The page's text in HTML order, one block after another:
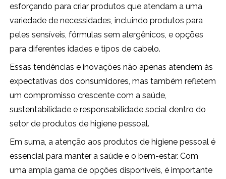
esforçando para criar produtos que atendam a uma
variedade de necessidades, incluindo produtos para
peles sensíveis, fórmulas sem alergênicos, e opções
para diferentes idades e tipos de cabelo.
Essas tendências e inovações não apenas atendem às
expectativas dos consumidores, mas também refletem
um compromisso crescente com a saúde,
sustentabilidade e responsabilidade social dentro do
setor de produtos de higiene pessoal.
Em suma, a atenção aos produtos de higiene pessoal é
essencial para manter a saúde e o bem-estar. Com
uma ampla gama de opções disponíveis, é importante